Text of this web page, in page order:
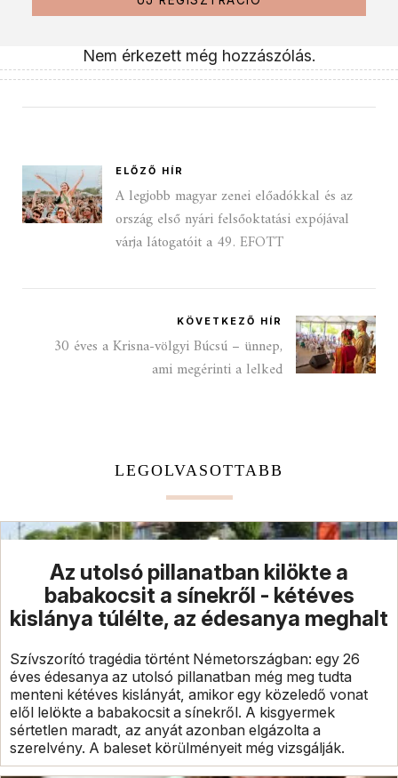
Nem érkezett még hozzászólás.
ELŐZŐ HÍR
A legjobb magyar zenei előadókkal és az
ország első nyári felsőoktatási expójával
várja látogatóit a 49. EFOTT
KÖVETKEZŐ HÍR
30 éves a Krisna-völgyi Búcsú – ünnep,
ami megérinti a lelked
LEGOLVASOTTABB
Az utolsó pillanatban kilökte a
babakocsit a sínekről - kétéves
kislánya túlélte, az édesanya meghalt
Szívszorító tragédia történt Németországban: egy 26
éves édesanya az utolsó pillanatban még meg tudta
menteni kétéves kislányát, amikor egy közeledő vonat
elől lelökte a babakocsit a sínekről. A kisgyermek
sértetlen maradt, az anyát azonban elgázolta a
szerelvény. A baleset körülményeit még vizsgálják.